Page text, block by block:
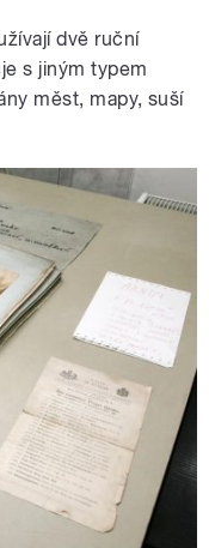
dvě ruční
s jiným typem
měst, mapy, suší